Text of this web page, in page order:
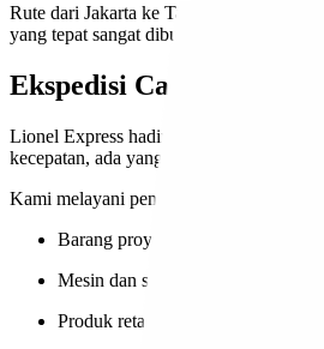
Rute dari Jakarta ke Tanjung Pinang
yang tepat sangat dibutuhkan. Bersama
Ekspedisi Cargo Jakarta
Lionel Express hadir sebagai solusi
kecepatan, ada yang fokus pada efisiensi
Kami melayani pengiriman berbagai jenis
Barang proyek dan konstruksi
Mesin dan sparepart
Produk retail dan distribusi toko